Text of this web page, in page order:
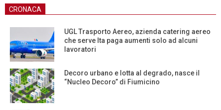
CRONACA
UGL Trasporto Aereo, azienda catering aereo
che serve Ita paga aumenti solo ad alcuni
lavoratori
Decoro urbano e lotta al degrado, nasce il
“Nucleo Decoro” di Fiumicino